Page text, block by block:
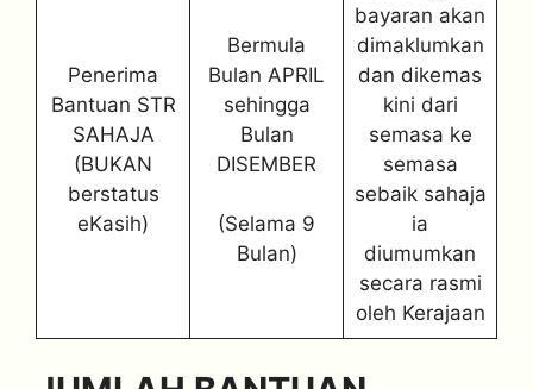
Penerima
Bantuan STR
SAHAJA
(BUKAN
berstatus
eKasih)
Bermula
Bulan APRIL
sehingga
Bulan
DISEMBER
(Selama 9
Bulan)
bayaran akan
dimaklumkan
dan dikemas
kini dari
semasa ke
semasa
sebaik sahaja
ia
diumumkan
secara rasmi
oleh Kerajaan